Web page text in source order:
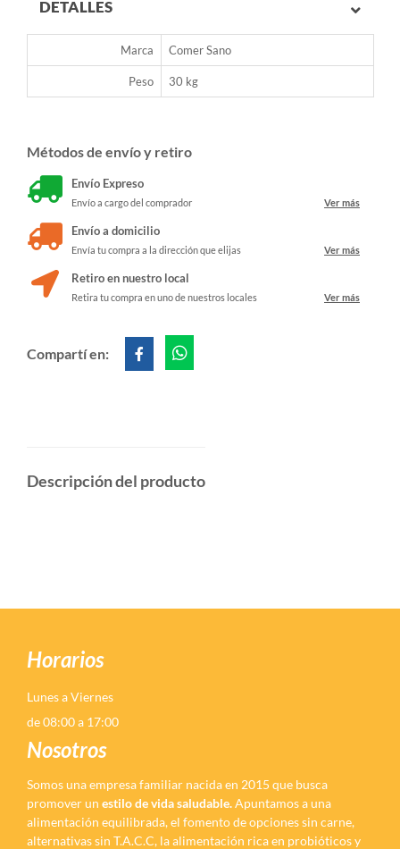
DETALLES
Marca Comer Sano
Peso 30 kg
Métodos de envío y retiro
Envío Expreso
Envío a cargo del comprador Ver más
Envío a domicilio
Envía tu compra a la dirección que elijas Ver más
Retiro en nuestro local
Retira tu compra en uno de nuestros locales Ver más
Compartí en:
Descripción del producto
Horarios
Lunes a Viernes
de 08:00 a 17:00
Nosotros
Somos una empresa familiar nacida en 2015 que busca
promover un estilo de vida saludable.Apuntamos a una
alimentación equilibrada, el fomento de opciones sin carne,
alternativas sin T.A.C.C, la alimentación rica en probióticos y